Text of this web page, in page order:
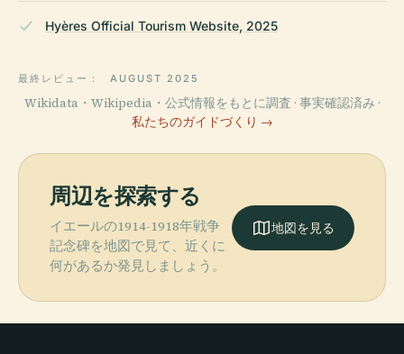
Hyères Official Tourism Website, 2025
最終レビュー： AUGUST 2025
Wikidata・Wikipedia・公式情報をもとに調査 · 事実確認済み ·
私たちのガイドづくり →
周辺を探索する
イエールの1914-1918年戦争
記念碑を地図で見て、近くに
何があるか発見しましょう。
地図を見る